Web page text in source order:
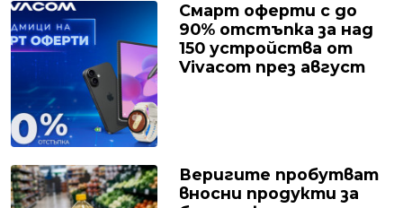
Смарт оферти с до
90% отстъпка за над
150 устройства от
Vivacom през август
Веригите пробутват
вносни продукти за